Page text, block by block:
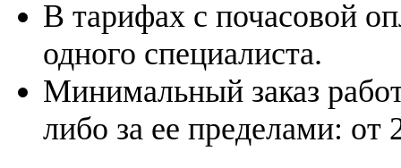
В тарифах с почасовой
одного специалиста.
Минимальный заказ
либо за ее пределами: от